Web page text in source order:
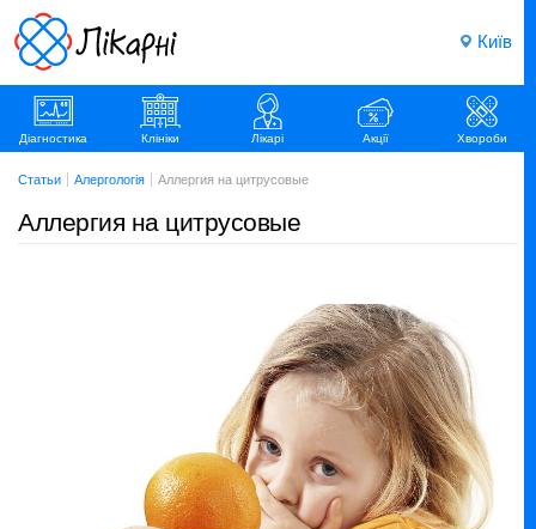
Київ
Діагностика Клініки Лікарі Акції Хвороби
Статьи Алергологія Аллергия на цитрусовые
Аллергия на цитрусовые